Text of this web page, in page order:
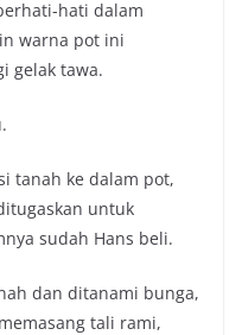
hati dalam
warna pot ini
gelak tawa.
tanah ke dalam pot,
untuk
sudah Hans beli.
dan ditanami bunga,
tali rami,